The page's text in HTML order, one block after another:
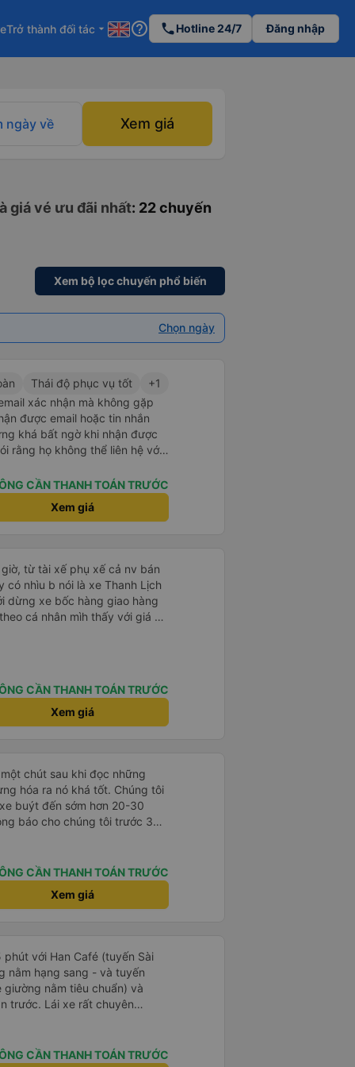
Trở thành đối tác arrow_drop_down help_outline phoneHotline 24/7 Đăng nhập
ngày về Xem giá
giá vé ưu đãi nhất: 22 chuyến
Xem bộ lọc chuyến phổ biến
Chọn ngày
Thái độ phục vụ tốt
+1
xác nhận mà không gặp
được email hoặc tin nhắn
khá bất ngờ khi nhận được
rằng họ không thể liên hệ với
làm vậy, nhưng vẫn hơi lo
tôi có mặt tại điểm đón 30
tôi đến trước 30 phút và
Tôi sẽ không ngần ngại đặt
CẦN THANH TOÁN TRƯỚC
Xem giá
từ tài xế phụ xế cả nv bán
có nhìu b nói là xe Thanh Lịch
dừng xe bốc hàng giao hàng
cá nhân mìh thấy với giá có
người bị say sóng thì
cuối cùng thì mìh chốt câu
xe Thanh Lịch - dv không
nhé 😆
CẦN THANH TOÁN TRƯỚC
Xem giá
chút sau khi đọc những
hóa ra nó khá tốt. Chúng tôi
buýt đến sớm hơn 20-30
báo cho chúng tôi trước 30
sẽ, có chăn và không gian
xe ổn mà không bấm còi quá
giấc ngủ ngon vì đường gập
tôi có may mắn và những
họ mong đợi điều gì đó không
họ. 10/10
CẦN THANH TOÁN TRƯỚC
Xem giá
với Han Café (tuyến Sài
nằm hạng sang - và tuyến
nằm tiêu chuẩn) và
trước. Lái xe rất chuyên
tin hữu ích tại điểm đón).
CẦN THANH TOÁN TRƯỚC